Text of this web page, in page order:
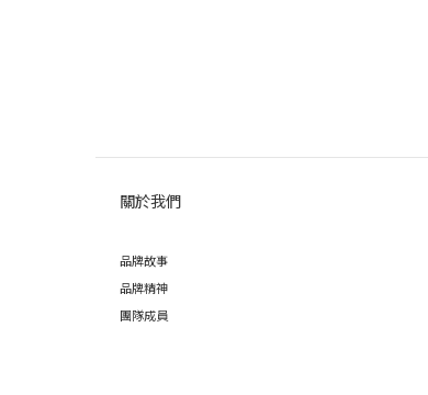
關於我們
品牌故事
品牌精神
團隊成員